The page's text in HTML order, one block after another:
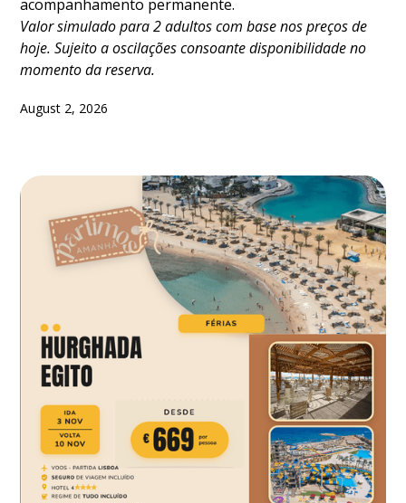
acompanhamento permanente.
Valor simulado para 2 adultos com base nos preços de
hoje. Sujeito a oscilações consoante disponibilidade no
momento da reserva.
August 2, 2026